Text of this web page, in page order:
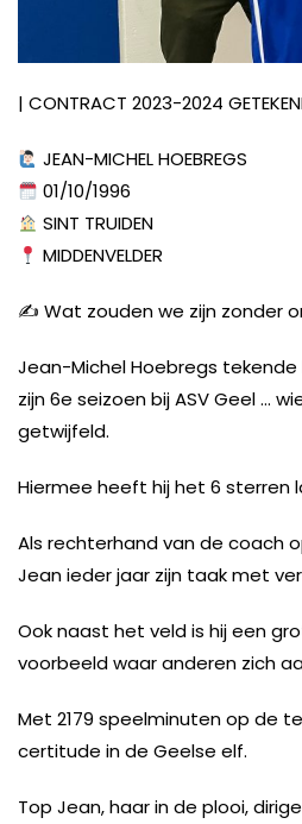
| CONTRACT 2023-2024
JEAN-MICHEL HOEBREGS
01/10/1996
SINT TRUIDEN
MIDDENVELDER
✍️ Wat zouden we zijn zonder
Jean-Michel Hoebregs
zijn 6e seizoen bij ASV Geel …
getwijfeld.
Hiermee heeft hij het 6 sterren
Als rechterhand van de coach
Jean ieder jaar zijn taak met
Ook naast het veld is hij een
voorbeeld waar anderen zich
Met 2179 speelminuten op de
certitude in de Geelse elf.
Top Jean, haar in de plooi,